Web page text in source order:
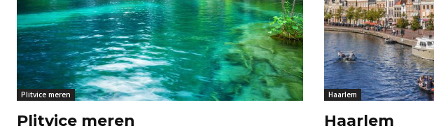
Plitvice meren
Plitvice meren
Haarlem
Haarlem